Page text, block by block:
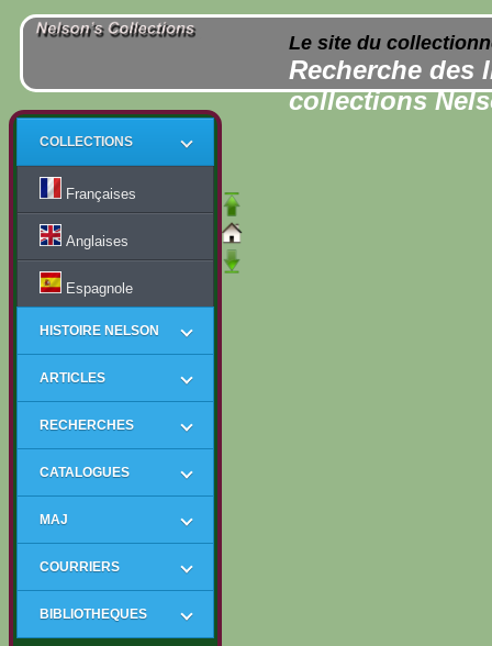
Le site du
Recherche des
collections
COLLECTIONS
Françaises
Anglaises
Espagnole
HISTOIRE NELSON
ARTICLES
RECHERCHES
CATALOGUES
MAJ
COURRIERS
BIBLIOTHEQUES